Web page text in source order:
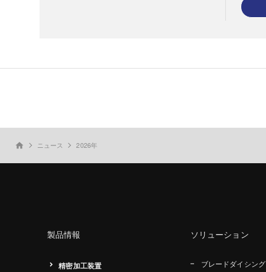
home ニュース 2026年
製品情報
精密加工装置
ソリューション
ブレードダイシング